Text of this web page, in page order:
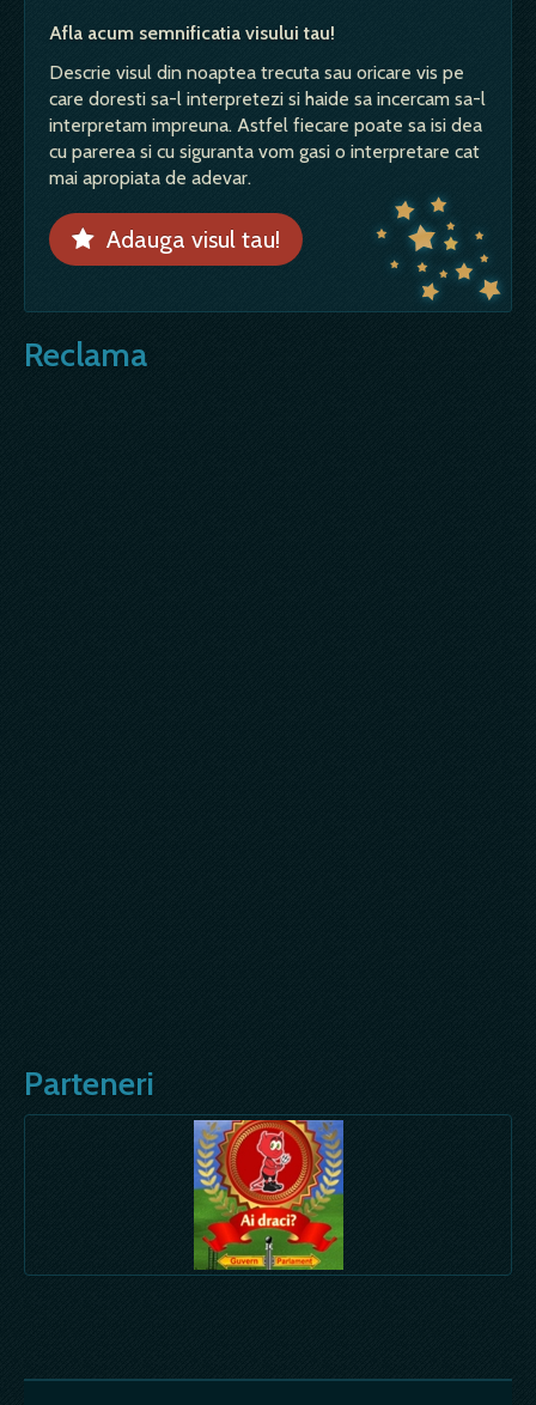
Afla acum semnificatia visului tau!
Descrie visul din noaptea trecuta sau oricare vis pe
care doresti sa-l interpretezi si haide sa incercam sa-l
interpretam impreuna. Astfel fiecare poate sa isi dea
cu parerea si cu siguranta vom gasi o interpretare cat
mai apropiata de adevar.
Adauga visul tau!
Reclama
Parteneri